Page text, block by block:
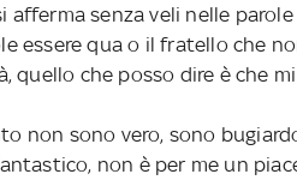
senza veli nelle parole
essere qua o il fratello che
quello che posso dire è che mi
non sono vero, sono
non è per me un